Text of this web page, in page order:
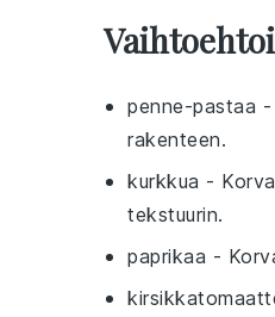
penne-pastaa -
rakenteen.
kurkkua -
tekstuurin.
paprikaa -